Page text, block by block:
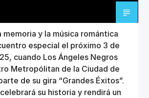
memoria y la música romántica
especial el próximo 3 de
cuando Los Ángeles Negros
Metropólitan de la Ciudad de
de su gira “Grandes Éxitos”.
su historia y rendirá un